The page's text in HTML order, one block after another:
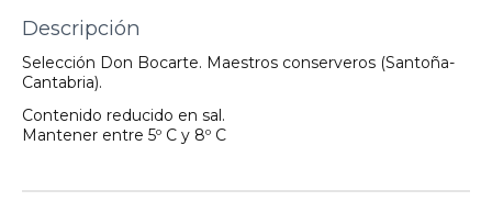
Descripción
Selección Don Bocarte. Maestros conserveros (Santoña-
Cantabria).
Contenido reducido en sal.
Mantener entre 5º C y 8º C